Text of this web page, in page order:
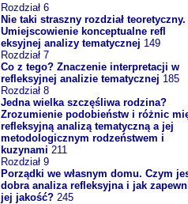
Rozdział 6
Nie taki straszny rozdział teoretyczny.
Umiejscowienie konceptualne refl
eksyjnej analizy tematycznej 149
Rozdział 7
Co z tego? Znaczenie interpretacji w
refleksyjnej analizie tematycznej 185
Rozdział 8
Jedna wielka szczęśliwa rodzina?
Zrozumienie podobieństw i różnic
refleksyjną analizą tematyczną a jej
metodologicznym rodzeństwem i
kuzynami 211
Rozdział 9
Porządki we własnym domu. Czym
dobra analiza refleksyjna i jak
jej jakość? 245